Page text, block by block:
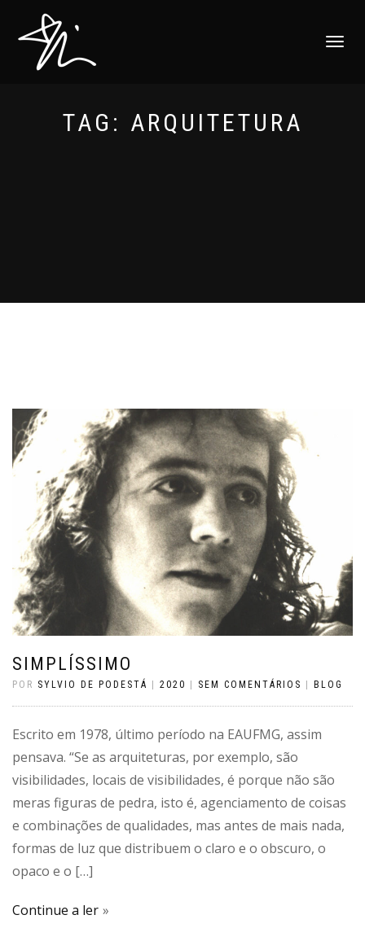
ALTERNAR
TAG: ARQUITETURA
SIMPLÍSSIMO
POR SYLVIO DE PODESTÁ | 2020 | SEM COMENTÁRIOS | BLOG
Escrito em 1978, último período na EAUFMG, assim
pensava. “Se as arquiteturas, por exemplo, são
visibilidades, locais de visibilidades, é porque não são
meras figuras de pedra, isto é, agenciamento de coisas
e combinações de qualidades, mas antes de mais nada,
formas de luz que distribuem o claro e o obscuro, o
opaco e o […]
Continue a ler